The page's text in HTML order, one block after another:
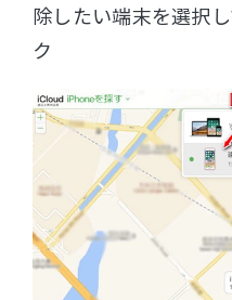
除したい端末を選択
ク